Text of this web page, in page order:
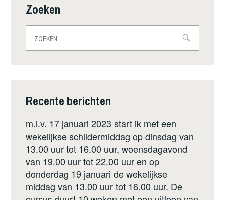
Zoeken
naar:
Recente berichten
m.i.v. 17 januari 2023 start ik met een
wekelijkse schildermiddag op dinsdag van
13.00 uur tot 16.00 uur, woensdagavond
van 19.00 uur tot 22.00 uur en op
donderdag 19 januari de wekelijkse
middag van 13.00 uur tot 16.00 uur. De